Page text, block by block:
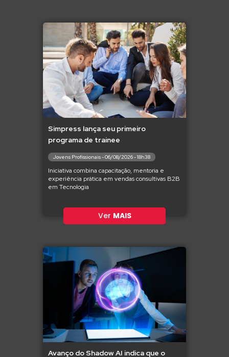
Simpress lança seu primeiro
programa de trainee
Jovens Profissionais - 06/08/2026 - 18h38
Iniciativa combina capacitação, mentoria e
experiência prática em vendas consultivas B2B
em Tecnologia
Ver MAIS
Avanço do Shadow AI indica que o